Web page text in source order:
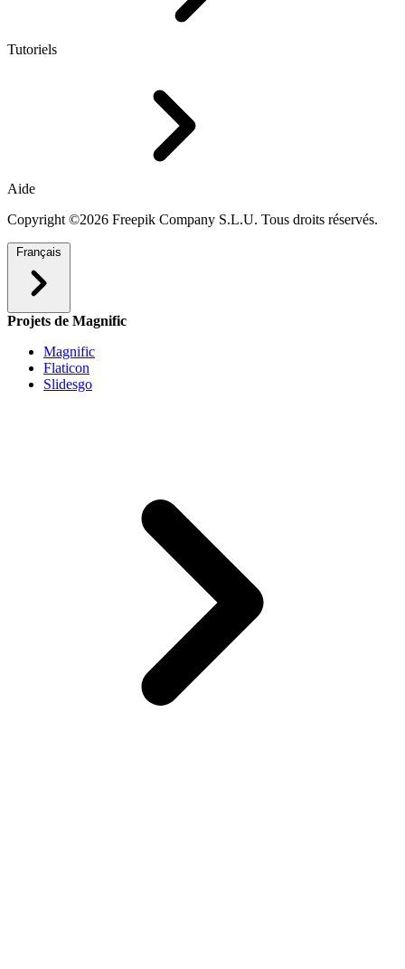
Tutoriels
Aide
Copyright ©2026 Freepik Company S.L.U. Tous droits réservés.
Français
Projets de Magnific
Magnific
Flaticon
Slidesgo